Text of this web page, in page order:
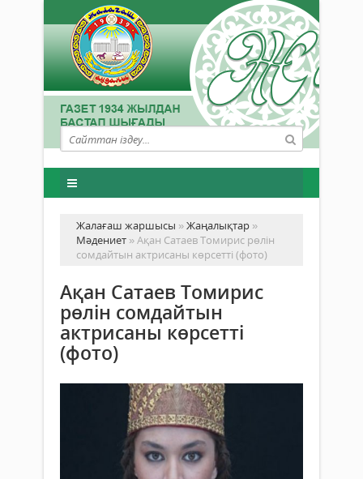
Жалағаш жаршысы »Жаңалықтар »
Мәдениет » Ақан Сатаев Томирис рөлін
сомдайтын актрисаны көрсетті (фото)
Ақан Сатаев Томирис
рөлін сомдайтын
актрисаны көрсетті
(фото)